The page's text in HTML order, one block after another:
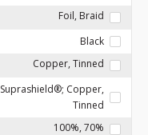
Foil, Braid
Black
Copper, Tinned
Suprashield®; Copper,
Tinned
100%, 70%